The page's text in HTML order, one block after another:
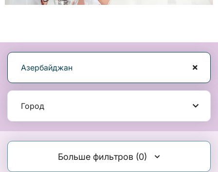
Азербайджан
Город
Больше фильтров (0)